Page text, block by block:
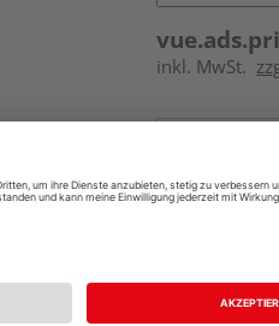
inkl. MwSt.
Auf
Auf